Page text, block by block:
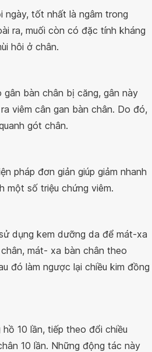
ngày, tốt nhất là ngâm trong
ra, muối còn có đặc tính kháng
hôi ở chân.
bàn chân bị căng, gân này
viêm cân gan bàn chân. Do đó,
gót chân.
pháp đơn giản giúp giảm nhanh
một số triệu chứng viêm.
dụng kem dưỡng da để mát-xa
mát- xa bàn chân theo
đó làm ngược lại chiều kim đồng
10 lần, tiếp theo đổi chiều
10 lần. Những động tác này